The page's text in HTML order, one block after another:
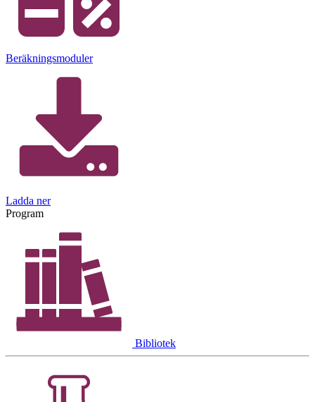
Beräkningsmoduler
Ladda ner
Program
Bibliotek